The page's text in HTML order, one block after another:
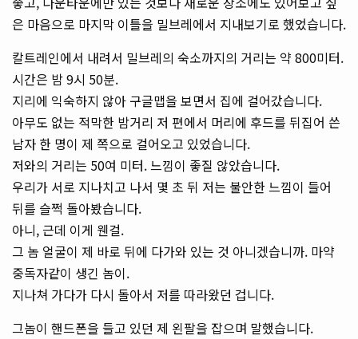
은 마음으로 마지막 이틀을 밀브레에서 지내보기로 했었습니다.
칼트레인에서 내려서 밀브레의 숙소까지의 거리는 약 800미터.
시간은 밤 9시 50분.
지리에 익숙하지 않아 구글맵을 보면서 집에 걸어갔습니다.
아무도 없는 적막한 밤거리 저 편에서 머리에 후드를 뒤집어 쓴
남자 한 명이 제 쪽으로 걸어오고 있었습니다.
저와의 거리는 50여 미터. 느낌이 좋질 않았습니다.
우리가 서로 지나치고 나서 몇 초 뒤 저는 불안한 느낌이 들어
뒤를 슬쩍 돌아봤습니다.
아니, 근데 이게 웬걸.
그 놈 얼굴이 제 바로 뒤에 다가와 있는 것 아니겠습니까. 마약
중독자같이 생긴 놈이.
지나쳐 가다가 다시 돌아서 저를 따라왔던 겁니다.
그놈이 핸드폰을 들고 있던 제 왼팔을 잡으며 말했습니다.